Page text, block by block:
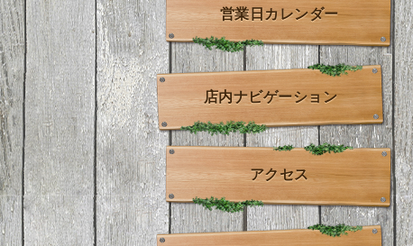
営業日カレンダー
店内ナビゲーション
アクセス